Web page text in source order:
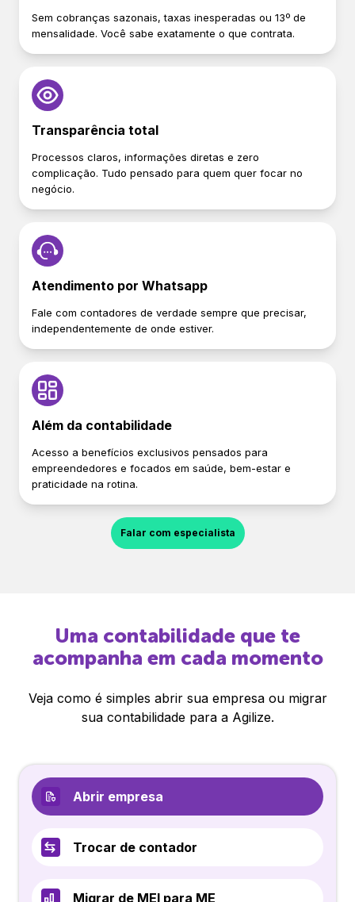
Sem cobranças sazonais, taxas inesperadas ou 13º de
mensalidade. Você sabe exatamente o que contrata.
Transparência total
Processos claros, informações diretas e zero
complicação. Tudo pensado para quem quer focar no
negócio.
Atendimento por Whatsapp
Fale com contadores de verdade sempre que precisar,
independentemente de onde estiver.
Além da contabilidade
Acesso a benefícios exclusivos pensados para
empreendedores e focados em saúde, bem-estar e
praticidade na rotina.
Falar com especialista
Uma contabilidade que te
acompanha em cada momento
Veja como é simples abrir sua empresa ou migrar
sua contabilidade para a Agilize.
Abrir empresa
Trocar de contador
Migrar de MEI para ME